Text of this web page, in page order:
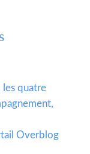
les quatre
Overblog